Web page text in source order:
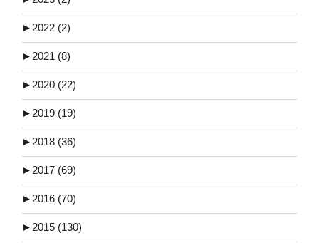
► 2022 (2)
► 2021 (8)
► 2020 (22)
► 2019 (19)
► 2018 (36)
► 2017 (69)
► 2016 (70)
► 2015 (130)